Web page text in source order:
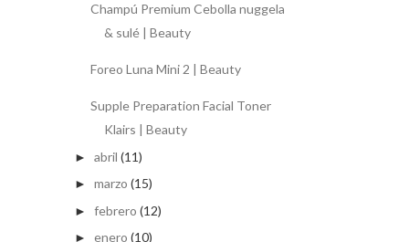
Champú Premium Cebolla nuggela
& sulé | Beauty
Foreo Luna Mini 2 | Beauty
Supple Preparation Facial Toner
Klairs | Beauty
► abril (11)
► marzo (15)
► febrero (12)
► enero (10)